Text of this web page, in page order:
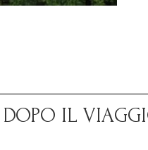
IL